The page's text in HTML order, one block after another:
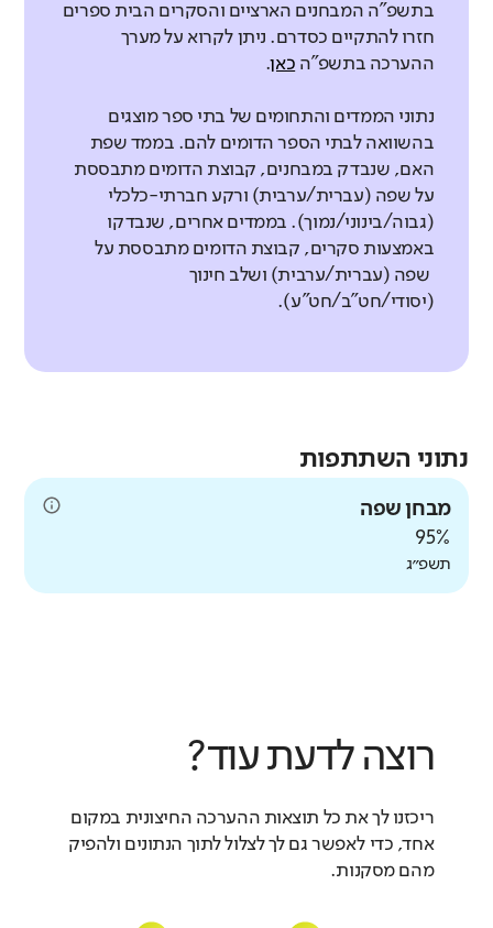
בתשפ"ה המבחנים הארציים והסקרים הבית ספרים
חזרו להתקיים כסדרם. ניתן לקרוא על מערך
ההערכה בתשפ"ה כאן.
נתוני הממדים והתחומים של בתי ספר מוצגים
בהשוואה לבתי הספר הדומים להם. בממד שפת
האם, שנבדק במבחנים, קבוצת הדומים מתבססת
על שפה (עברית/ערבית) ורקע חברתי-כלכלי
(גבוה/בינוני/נמוך). בממדים אחרים, שנבדקו
באמצעות סקרים, קבוצת הדומים מתבססת על
שפה (עברית/ערבית) ושלב חינוך
(יסודי/חט"ב/חט"ע).
נתוני השתתפות
מבחן שפה
95%
תשפ״ג
רוצה לדעת עוד?
ריכזנו לך את כל תוצאות ההערכה החיצונית במקום
אחד, כדי לאפשר גם לך לצלול לתוך הנתונים ולהפיק
מהם מסקנות.